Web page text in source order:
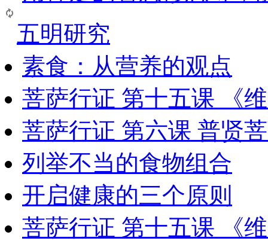
五明研究
素食：从营养的观点
菩萨行证 第十五课 《
菩萨行证 第六课 普贤
列举不当的食物组合
开启健康的三个原则
菩萨行证 第十五课 《